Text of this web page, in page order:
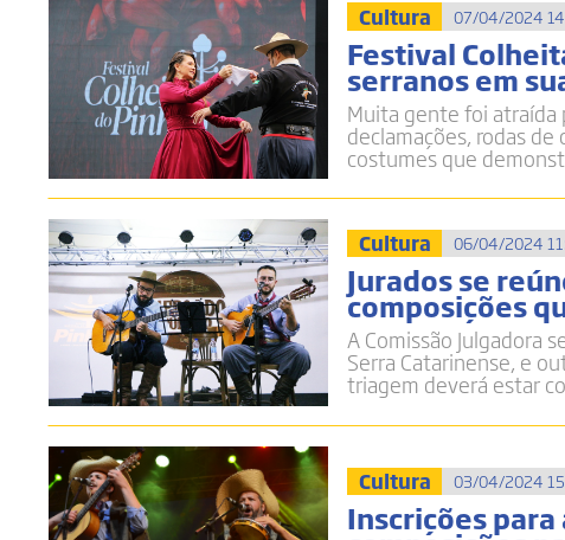
Cultura 07/04/2024
Festival
serranos em
Muita gente foi atraída
declamações, rodas
costumes que
Cultura 06/04/2024
Jurados se
composições
A Comissão Julgadora
Serra Catarinense, e
triagem deverá estar
Cultura 03/04/2024
Inscrições para